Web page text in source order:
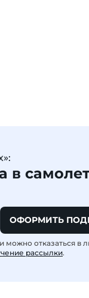
в
ОФОРМИТЬ
можно отказаться в
рассылки.